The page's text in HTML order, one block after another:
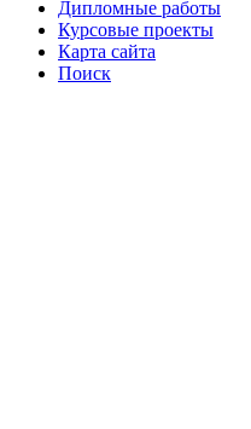
Дипломные работы
Курсовые проекты
Карта сайта
Поиск